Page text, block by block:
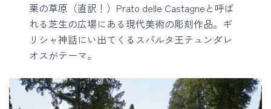
栗の草原（直訳！）Prato delle Castagneと呼ば
れる芝生の広場にある現代美術の彫刻作品。ギ
リシャ神話にい出てくるスパルタ王テュンダレ
オスがテーマ。